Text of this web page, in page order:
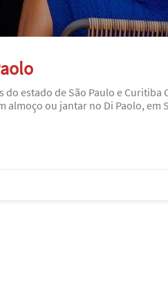
estado de São Paulo e Curitiba
ou jantar no Di Paolo, em